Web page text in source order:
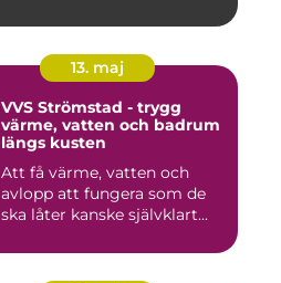
13. maj
VVS Strömstad - trygg
värme, vatten och badrum
längs kusten
Att få värme, vatten och
avlopp att fungera som de
ska låter kanske självklart...